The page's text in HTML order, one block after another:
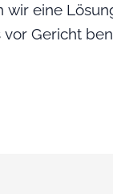
wir eine
Gericht